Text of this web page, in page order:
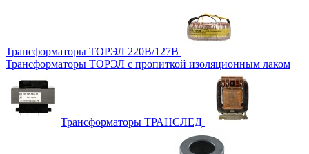
Трансформаторы ТОРЭЛ 220В/127В
Трансформаторы ТОРЭЛ с пропиткой изоляционным лаком
Трансформаторы ТРАНСЛЕД